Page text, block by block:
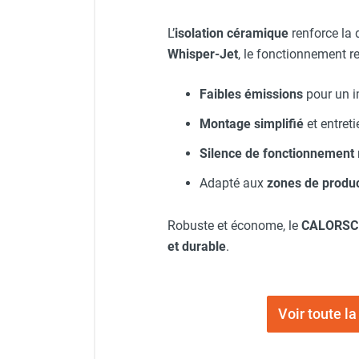
Chauffage FARM au fioul
Chauffage d'atelier granulés / bois /
Chaudière fixe à eau
Aérotherme fixe mural
Aérotherme au gaz
Aérotherme au fioul
(détente directe)
Chauffage mobile électrique, fioul et
L’isolation céramique renforce la
Whisper-Jet, le fonctionnement
Faibles émissions pour un
Montage simplifié et
Silence de fonctionnement
Adapté aux zones de
Robuste et économe, le
et durable.
Voir toute la